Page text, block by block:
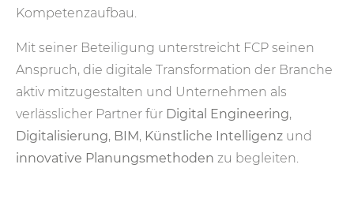
Kompetenzaufbau.
Mit seiner Beteiligung unterstreicht FCP seinen
Anspruch, die digitale Transformation der Branche
aktiv mitzugestalten und Unternehmen als
verlässlicher Partner für Digital Engineering,
Digitalisierung, BIM, Künstliche Intelligenz und
innovative Planungsmethoden zu begleiten.